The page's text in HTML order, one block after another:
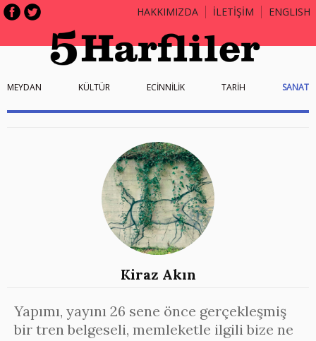
HAKKIMIZDA İLETİŞİM ENGLISH
MEYDAN KÜLTÜR ECİNNİLİK TARİH SANAT
Kiraz Akın
Yapımı, yayını 26 sene önce gerçekleşmiş
bir tren belgeseli, memleketle ilgili bize ne